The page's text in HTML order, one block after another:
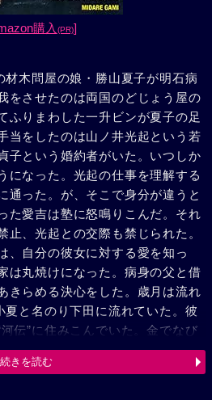
購入 (PR)]
木問屋の娘・勝山夏子が明石病
をさせたのは両国のどじょう屋の
ふりまわした一升ビンが夏子の足
当をしたのは山ノ井光起という若
子という婚約者がいた。いつしか
になった。光起の仕事を理解する
通った。が、そこで身分が違うと
た愛吉は塾に怒鳴りこんだ。それ
止、光起との交際も禁じられた。
、自分の彼女に対する愛を知っ
は丸焼けになった。病身の父と借
きらめる決心をした。歳月は流れ
と名のり下田に流れていた。彼
伝”に住みこんでいた。金でなび
熱を上げ、刃傷沙汰を起し、止め
た。夏子は小田原に住みかえ、愛
続きを読む